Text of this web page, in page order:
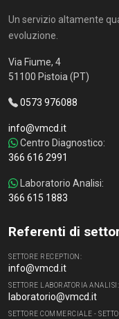
Un servizio altamente
evoluzione.
Via Fiume, 4
51100 Pistoia (PT)
0573 976088
info@vmcd.it
Centro Diagnostico:
366 616 2991
Laboratorio Analisi:
366 615 1883
Referenti di
SETTORE RECEPTION:
info@vmcd.it
SETTORE LABORATORIA ANALISI:
laboratorio@vmcd.it
SETTORE COMMERCIALE -